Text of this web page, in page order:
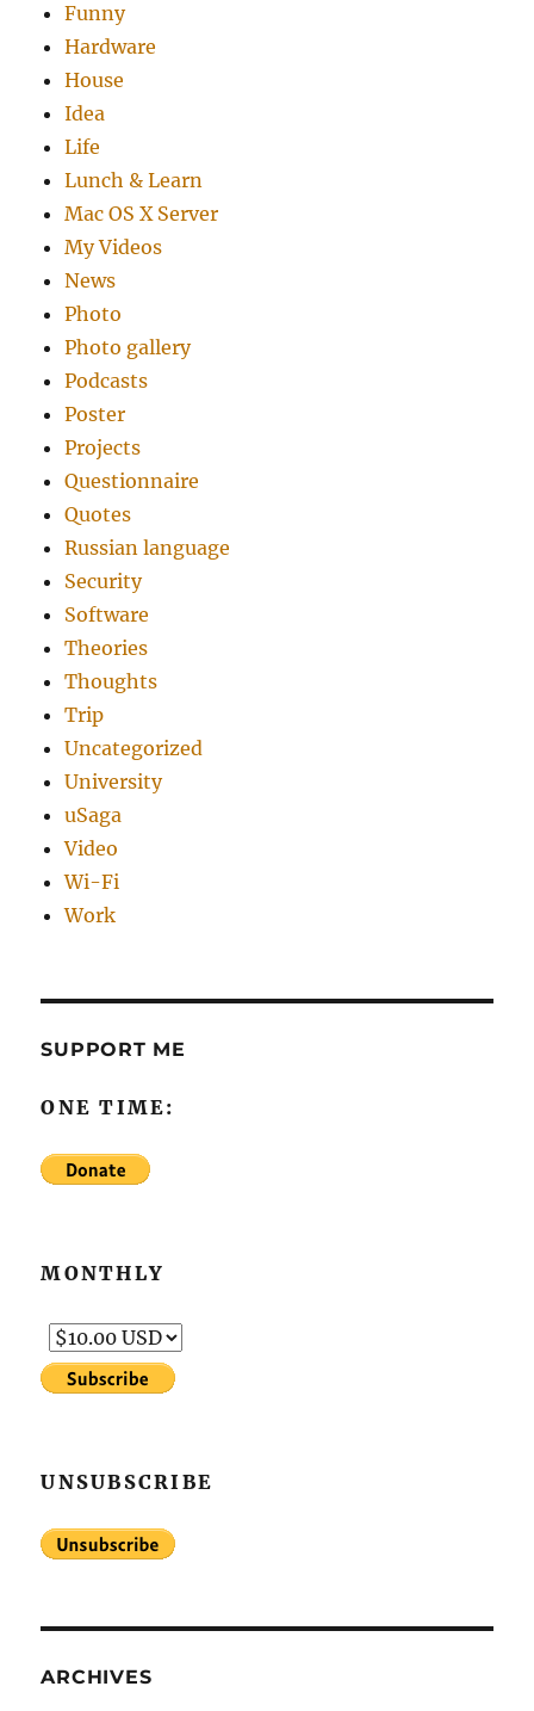
Funny
Hardware
House
Idea
Life
Lunch & Learn
Mac OS X Server
My Videos
News
Photo
Photo gallery
Podcasts
Poster
Projects
Questionnaire
Quotes
Russian language
Security
Software
Theories
Thoughts
Trip
Uncategorized
University
uSaga
Video
Wi-Fi
Work
SUPPORT ME
ONE TIME:
MONTHLY
UNSUBSCRIBE
ARCHIVES